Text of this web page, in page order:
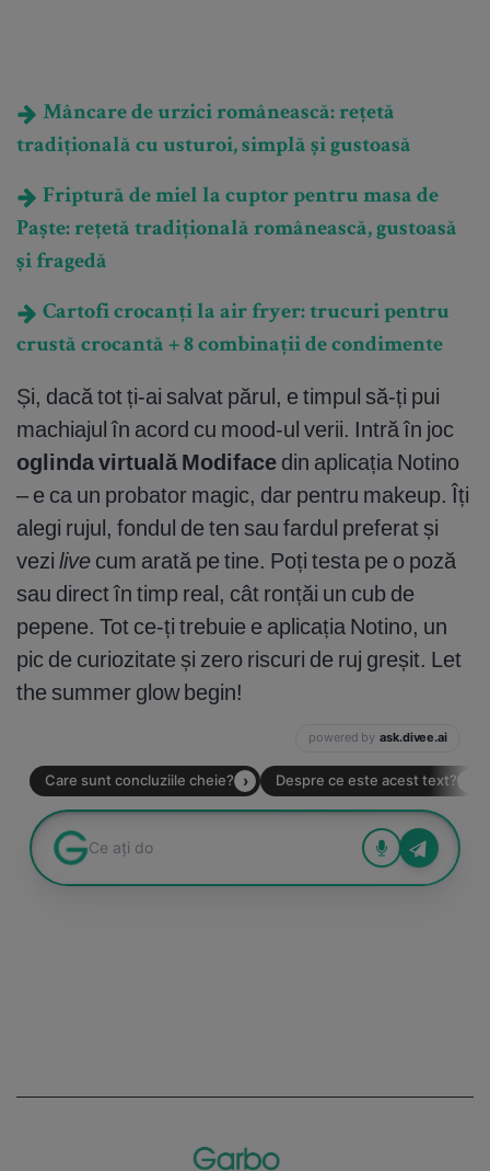
Mâncare de urzici românească: rețetă
tradițională cu usturoi, simplă și gustoasă
Friptură de miel la cuptor pentru masa de
Paște: rețetă tradițională românească, gustoasă
și fragedă
Cartofi crocanți la air fryer: trucuri pentru
crustă crocantă + 8 combinații de condimente
Și, dacă tot ți-ai salvat părul, e timpul să-ți pui
machiajul în acord cu mood-ul verii. Intră în joc
oglinda virtuală Modiface din aplicația Notino
– e ca un probator magic, dar pentru makeup. Îți
alegi rujul, fondul de ten sau fardul preferat și
vezi live cum arată pe tine. Poți testa pe o poză
sau direct în timp real, cât ronțăi un cub de
pepene. Tot ce-ți trebuie e aplicația Notino, un
pic de curiozitate și zero riscuri de ruj greșit. Let
the summer glow begin!